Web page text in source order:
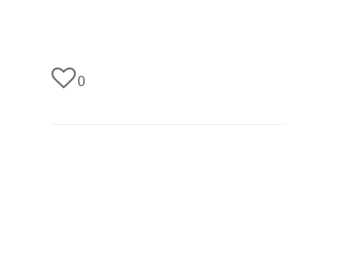
0